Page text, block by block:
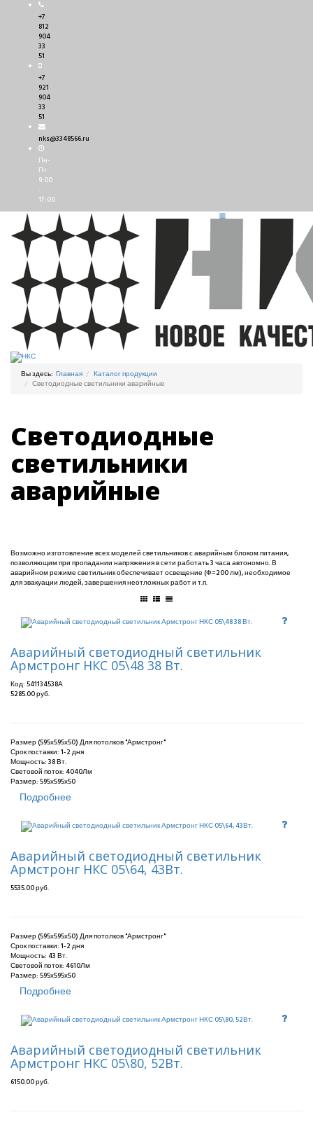
+7
812
904
33
51
+7
921
904
33
51
nks@3348566.ru
Пн-
Пт
9:00
-
17:00
Вы здесь: Главная
Каталог продукции
Светодиодные светильники аварийные
Светодиодные
светильники
аварийные
Возможно изготовление всех моделей светильников с аварийным блоком питания,
позволяющим при пропадании напряжения в сети работать 3 часа автономно. В
аварийном режиме светильник обеспечивает освещение (Ф=200 лм), необходимое
для эвакуации людей, завершения неотложных работ и т.п.
Аварийный светодиодный светильник
Армстронг НКС 05\48 38 Вт.
Код:541134538А
5285.00 руб.
Размер (595х595х50) Для потолков "Армстронг"
Срок поставки:1-2 дня
Мощность: 38 Вт.
Световой поток: 4040Лм
Размер: 595х595х50
Подробнее
Аварийный светодиодный светильник
Армстронг НКС 05\64, 43Вт.
5535.00 руб.
Размер (595х595х50) Для потолков "Армстронг"
Срок поставки:1-2 дня
Мощность: 43 Вт.
Световой поток: 4610Лм
Размер: 595х595х50
Подробнее
Аварийный светодиодный светильник
Армстронг НКС 05\80, 52Вт.
6150.00 руб.